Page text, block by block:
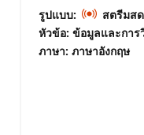
รูปแบบ:
สตรีมสด
หัวข้อ: ข้อมูลและการ
ภาษา: ภาษาอังกฤษ